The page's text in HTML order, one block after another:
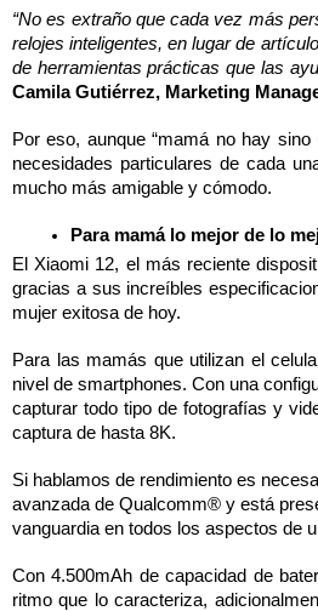
“No es extraño que cada vez más
relojes inteligentes, en lugar de
de herramientas prácticas que las
Camila Gutiérrez, Marketing
Por eso, aunque “mamá no hay
necesidades particulares de cada
mucho más amigable y cómodo.
Para mamá lo mejor de lo
El Xiaomi 12, el más reciente
gracias a sus increíbles
mujer exitosa de hoy.
Para las mamás que utilizan el
nivel de smartphones. Con una
capturar todo tipo de fotografías y
captura de hasta 8K.
Si hablamos de rendimiento es
avanzada de Qualcomm® y está
vanguardia en todos los aspectos de
Con 4.500mAh de capacidad de
ritmo que lo caracteriza,